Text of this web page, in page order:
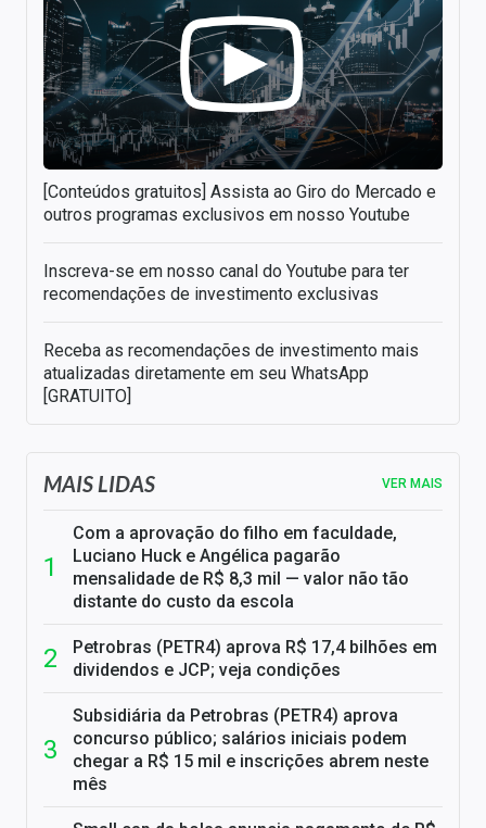
[Conteúdos gratuitos] Assista ao Giro do Mercado e
outros programas exclusivos em nosso Youtube
Inscreva-se em nosso canal do Youtube para ter
recomendações de investimento exclusivas
Receba as recomendações de investimento mais
atualizadas diretamente em seu WhatsApp
[GRATUITO]
MAIS LIDAS VER MAIS
Com a aprovação do filho em faculdade,
Luciano Huck e Angélica pagarão
mensalidade de R$ 8,3 mil — valor não tão
distante do custo da escola
Petrobras (PETR4) aprova R$ 17,4 bilhões em
dividendos e JCP; veja condições
Subsidiária da Petrobras (PETR4) aprova
concurso público; salários iniciais podem
chegar a R$ 15 mil e inscrições abrem neste
mês